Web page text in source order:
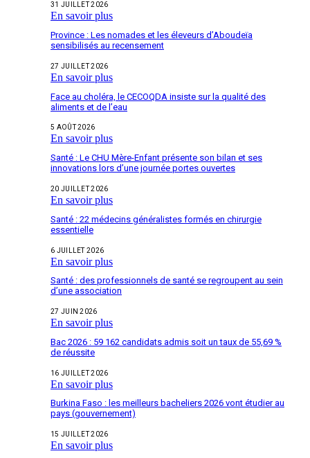
31 JUILLET 2026
En savoir plus
Province : Les nomades et les éleveurs d’Aboudeïa
sensibilisés au recensement
27 JUILLET 2026
En savoir plus
Face au choléra, le CECOQDA insiste sur la qualité des
aliments et de l’eau
5 AOÛT 2026
En savoir plus
Santé : Le CHU Mère-Enfant présente son bilan et ses
innovations lors d’une journée portes ouvertes
20 JUILLET 2026
En savoir plus
Santé : 22 médecins généralistes formés en chirurgie
essentielle
6 JUILLET 2026
En savoir plus
Santé : des professionnels de santé se regroupent au sein
d’une association
27 JUIN 2026
En savoir plus
Bac 2026 : 59 162 candidats admis soit un taux de 55,69 %
de réussite
16 JUILLET 2026
En savoir plus
Burkina Faso : les meilleurs bacheliers 2026 vont étudier au
pays (gouvernement)
15 JUILLET 2026
En savoir plus